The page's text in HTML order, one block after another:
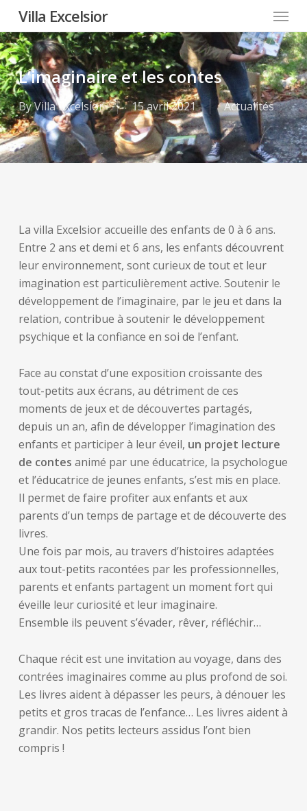
Skip
main
content
Villa Excelsior Menu
L’imaginaire et les contes
ByVilla Excelsior 15 avril 2021 Actualités
La villa Excelsior accueille des enfants de 0 à 6 ans.
Entre 2 ans et demi et 6 ans, les enfants découvrent
leur environnement, sont curieux de tout et leur
imagination est particulièrement active. Soutenir le
développement de l’imaginaire, par le jeu et dans la
relation, contribue à soutenir le développement
psychique et la confiance en soi de l’enfant.
Face au constat d’une exposition croissante des
tout-petits aux écrans, au détriment de ces
moments de jeux et de découvertes partagés,
depuis un an, afin de développer l’imagination des
enfants et participer à leur éveil, un projet lecture
de contes animé par une éducatrice, la psychologue
et l’éducatrice de jeunes enfants, s’est mis en place.
Il permet de faire profiter aux enfants et aux
parents d’un temps de partage et de découverte des
livres.
Une fois par mois, au travers d’histoires adaptées
aux tout-petits racontées par les professionnelles,
parents et enfants partagent un moment fort qui
éveille leur curiosité et leur imaginaire.
Ensemble ils peuvent s’évader, rêver, réfléchir…
Chaque récit est une invitation au voyage, dans des
contrées imaginaires comme au plus profond de soi.
Les livres aident à dépasser les peurs, à dénouer les
petits et gros tracas de l’enfance… Les livres aident à
grandir. Nos petits lecteurs assidus l’ont bien
compris !